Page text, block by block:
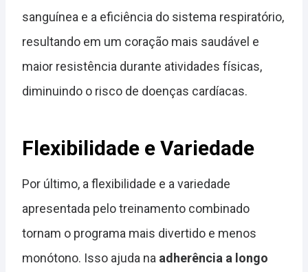
sanguínea e a eficiência do sistema respiratório,
resultando em um coração mais saudável e
maior resistência durante atividades físicas,
diminuindo o risco de doenças cardíacas.
Flexibilidade e Variedade
Por último, a flexibilidade e a variedade
apresentada pelo treinamento combinado
tornam o programa mais divertido e menos
monótono. Isso ajuda na adherência a longo